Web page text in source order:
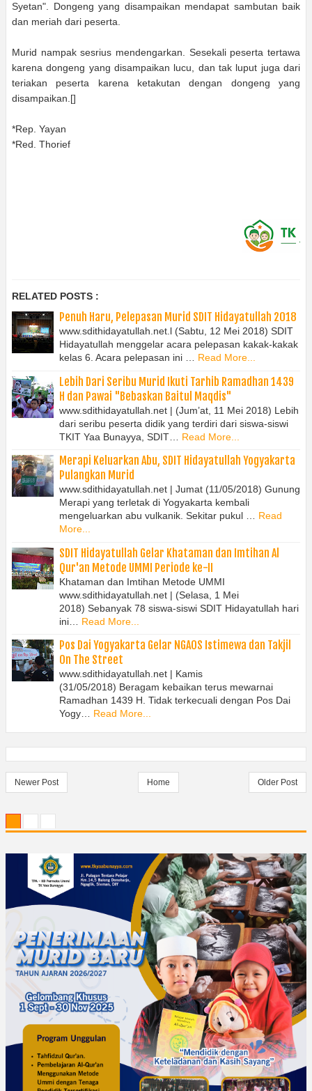
Syetan". Dongeng yang disampaikan mendapat sambutan baik
dan meriah dari peserta.
Murid nampak sesrius mendengarkan. Sesekali peserta tertawa
karena dongeng yang disampaikan lucu, dan tak luput juga dari
teriakan peserta karena ketakutan dengan dongeng yang
disampaikan.[]
*Rep. Yayan
*Red. Thorief
RELATED POSTS :
Penuh Haru, Pelepasan Murid SDIT Hidayatullah 2018
www.sdithidayatullah.net.l (Sabtu, 12 Mei 2018) SDIT
Hidayatullah menggelar acara pelepasan kakak-kakak
kelas 6. Acara pelepasan ini … Read More...
Lebih Dari Seribu Murid Ikuti Tarhib Ramadhan 1439
H dan Pawai "Bebaskan Baitul Maqdis"
www.sdithidayatullah.net | (Jum’at, 11 Mei 2018) Lebih
dari seribu peserta didik yang terdiri dari siswa-siswi
TKIT Yaa Bunayya, SDIT…
Read More...
Merapi Keluarkan Abu, SDIT Hidayatullah Yogyakarta
Pulangkan Murid
www.sdithidayatullah.net | Jumat (11/05/2018) Gunung
Merapi yang terletak di Yogyakarta kembali
mengeluarkan abu vulkanik. Sekitar pukul … Read
More...
SDIT Hidayatullah Gelar Khataman dan Imtihan Al
Qur'an Metode UMMI Periode ke-II
Khataman dan Imtihan Metode UMMI
www.sdithidayatullah.net | (Selasa, 1 Mei
2018) Sebanyak 78 siswa-siswi SDIT Hidayatullah hari
ini…
Read More...
Pos Dai Yogyakarta Gelar NGAOS Istimewa dan Takjil
On The Street
www.sdithidayatullah.net | Kamis
(31/05/2018) Beragam kebaikan terus mewarnai
Ramadhan 1439 H. Tidak terkecuali dengan Pos Dai
Yogy… Read More...
Newer Post Older Post
Home